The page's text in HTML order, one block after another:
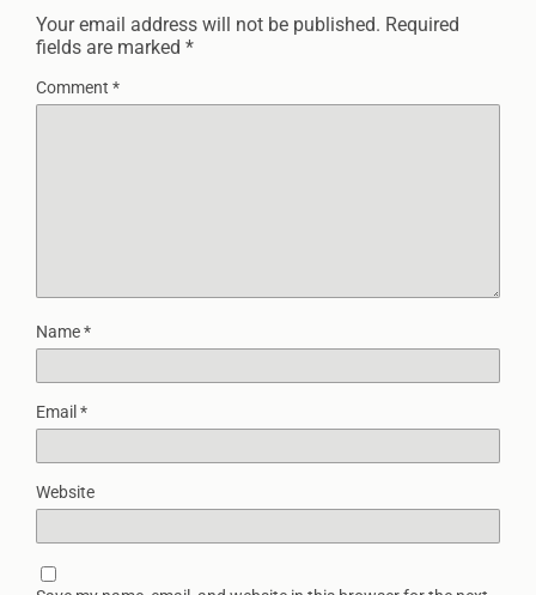
Your email address will not be published. Required
fields are marked *
Comment *
Name*
Email *
Website